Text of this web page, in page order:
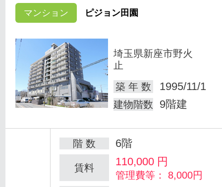
マンション ピジョン田園
埼玉県新座市野火
止
築 年 数
1995/11/1
建物階数 9階建
階 数 6階
賃料 110,000 円
管理費等： 8,000円